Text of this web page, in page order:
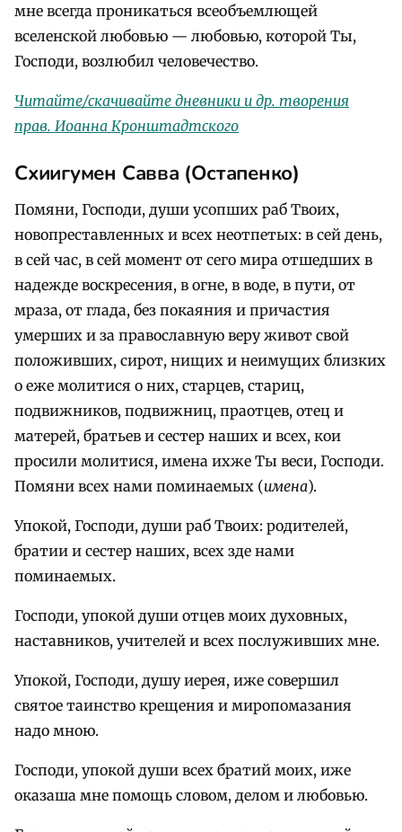
мне всегда проникаться всеобъемлющей
вселенской любовью — любовью, которой Ты,
Господи, возлюбил человечество.
Читайте/скачивайте дневники и др. творения
прав. Иоанна Кронштадтского
Схиигумен Савва (Остапенко)
Помяни, Господи, души усопших раб Твоих,
новопреставленных и всех неотпетых: в сей день,
в сей час, в сей момент от сего мира отшедших в
надежде воскресения, в огне, в воде, в пути, от
мраза, от глада, без покаяния и причастия
умерших и за православную веру живот свой
положивших, сирот, нищих и неимущих близких
о еже молитися о них, старцев, стариц,
подвижников, подвижниц, праотцев, отец и
матерей, братьев и сестер наших и всех, кои
просили молитися, имена ихже Ты веси, Господи.
Помяни всех нами поминаемых (имена).
Упокой, Господи, души раб Твоих: родителей,
братии и сестер наших, всех зде нами
поминаемых.
Господи, упокой души отцев моих духовных,
наставников, учителей и всех послуживших мне.
Упокой, Господи, душу иерея, иже совершил
святое таинство крещения и миропомазания
надо мною.
Господи, упокой души всех братий моих, иже
оказаша мне помощь словом, делом и любовью.